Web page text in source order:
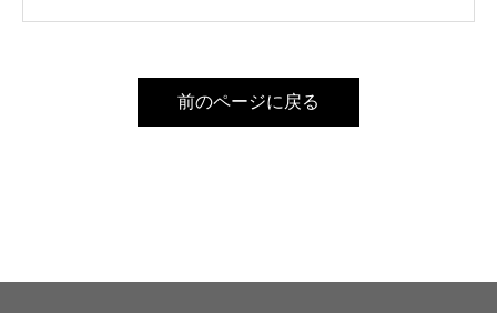
前のページに戻る